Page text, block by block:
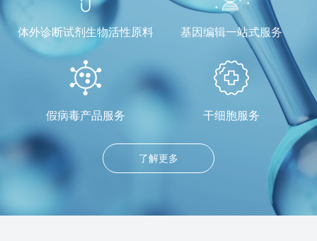
体外诊断试剂生物活性原料 基因编辑一站式服务
假病毒产品服务 干细胞服务
了解更多